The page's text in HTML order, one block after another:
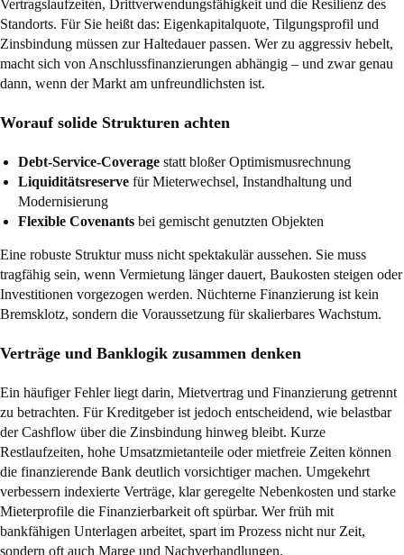
Vertragslaufzeiten, Drittverwendungsfähigkeit und die Resilienz des
Standorts. Für Sie heißt das: Eigenkapitalquote, Tilgungsprofil und
Zinsbindung müssen zur Haltedauer passen. Wer zu aggressiv hebelt,
macht sich von Anschlussfinanzierungen abhängig – und zwar genau
dann, wenn der Markt am unfreundlichsten ist.
Worauf solide Strukturen achten
Debt-Service-Coverage statt bloßer Optimismusrechnung
Liquiditätsreserve für Mieterwechsel, Instandhaltung und
Modernisierung
Flexible Covenants bei gemischt genutzten Objekten
Eine robuste Struktur muss nicht spektakulär aussehen. Sie muss
tragfähig sein, wenn Vermietung länger dauert, Baukosten steigen oder
Investitionen vorgezogen werden. Nüchterne Finanzierung ist kein
Bremsklotz, sondern die Voraussetzung für skalierbares Wachstum.
Verträge und Banklogik zusammen denken
Ein häufiger Fehler liegt darin, Mietvertrag und Finanzierung getrennt
zu betrachten. Für Kreditgeber ist jedoch entscheidend, wie belastbar
der Cashflow über die Zinsbindung hinweg bleibt. Kurze
Restlaufzeiten, hohe Umsatzmietanteile oder mietfreie Zeiten können
die finanzierende Bank deutlich vorsichtiger machen. Umgekehrt
verbessern indexierte Verträge, klar geregelte Nebenkosten und starke
Mieterprofile die Finanzierbarkeit oft spürbar. Wer früh mit
bankfähigen Unterlagen arbeitet, spart im Prozess nicht nur Zeit,
sondern oft auch Marge und Nachverhandlungen.